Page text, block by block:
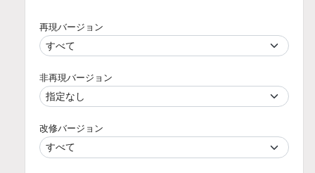
再現バージョン
非再現バージョン
改修バージョン